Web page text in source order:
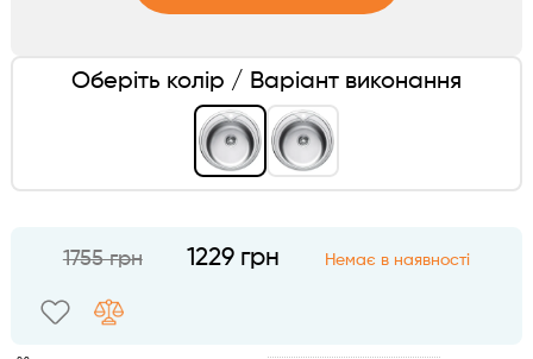
Viber
1755 грн 1229 грн Немає в наявності
Оберіть колір / Варіант виконання